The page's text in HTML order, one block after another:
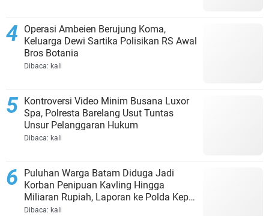
Operasi Ambeien Berujung Koma,
Keluarga Dewi Sartika Polisikan RS Awal
Bros Botania
Dibaca: kali
Kontroversi Video Minim Busana Luxor
Spa, Polresta Barelang Usut Tuntas
Unsur Pelanggaran Hukum
Dibaca: kali
Puluhan Warga Batam Diduga Jadi
Korban Penipuan Kavling Hingga
Miliaran Rupiah, Laporan ke Polda Kepri
Jalan di Tempat?
Dibaca: kali